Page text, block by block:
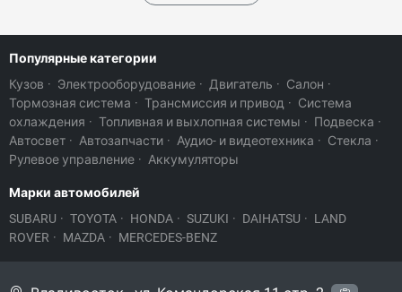
Популярные категории
Кузов · Электрооборудование · Двигатель · Салон ·
Тормозная система · Трансмиссия и привод · Система
охлаждения · Топливная и выхлопная системы · Подвеска ·
Автосвет · Автозапчасти · Аудио- и видеотехника · Стекла ·
Рулевое управление · Аккумуляторы
Марки автомобилей
SUBARU · TOYOTA · HONDA · SUZUKI · DAIHATSU · LAND
ROVER · MAZDA · MERCEDES-BENZ